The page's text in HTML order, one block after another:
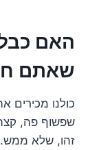
האם
שאתם
כולנו
שפשוף פה, קצת
זהו, שלא ממש.